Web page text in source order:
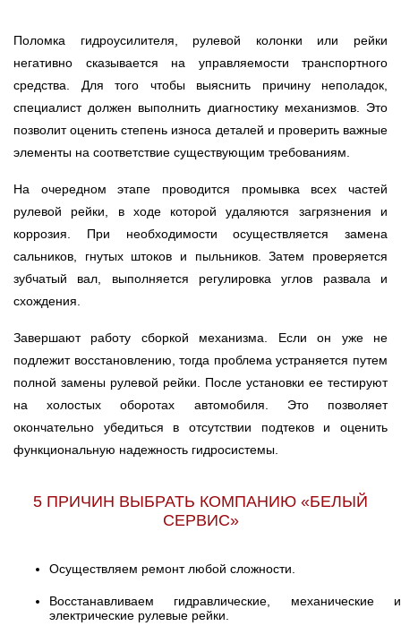
Поломка гидроусилителя, рулевой колонки или рейки
негативно сказывается на управляемости транспортного
средства. Для того чтобы выяснить причину неполадок,
специалист должен выполнить диагностику механизмов. Это
позволит оценить степень износа деталей и проверить важные
элементы на соответствие существующим требованиям.
На очередном этапе проводится промывка всех частей
рулевой рейки, в ходе которой удаляются загрязнения и
коррозия. При необходимости осуществляется замена
сальников, гнутых штоков и пыльников. Затем проверяется
зубчатый вал, выполняется регулировка углов развала и
схождения.
Завершают работу сборкой механизма. Если он уже не
подлежит восстановлению, тогда проблема устраняется путем
полной замены рулевой рейки. После установки ее тестируют
на холостых оборотах автомобиля. Это позволяет
окончательно убедиться в отсутствии подтеков и оценить
функциональную надежность гидросистемы.
5 ПРИЧИН ВЫБРАТЬ КОМПАНИЮ «БЕЛЫЙ
СЕРВИС»
Осуществляем ремонт любой сложности.
Восстанавливаем гидравлические, механические и
электрические рулевые рейки.